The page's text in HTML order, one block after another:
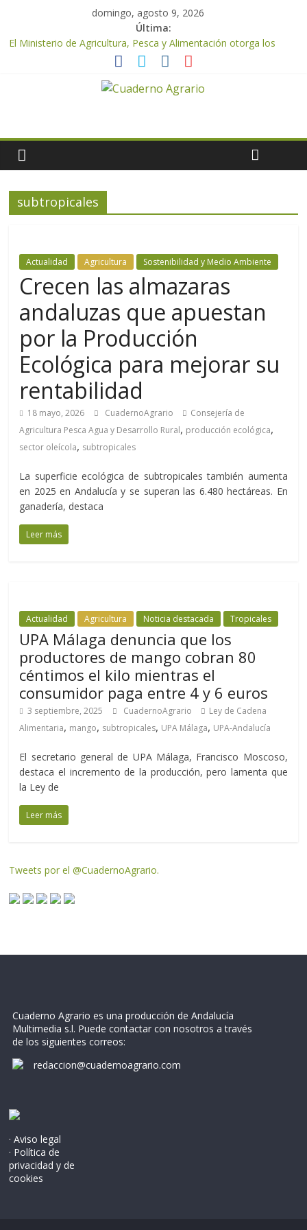
domingo, agosto 9, 2026
Última:
El Ministerio de Agricultura, Pesca y Alimentación otorga los
premios Alimentos de España a los mejores quesos 2026
desplome de la demanda, que obligará a muchos viticultores a
seguridad y la transparencia del sector
ASAJA Almería: las primeras recolecciones de almendra
meteorológicas y la incertidumbre en los precios
El Ministerio de Agricultura, Pesca y Alimentación autoriza el
subtropicales
Actualidad Agricultura Sostenibilidad y Medio Ambiente
Crecen las almazaras
andaluzas que apuestan
por la Producción
Ecológica para mejorar su
rentabilidad
18 mayo, 2026 CuadernoAgrario
Consejería de
Agricultura Pesca Agua y Desarrollo Rural, producción ecológica,
sector oleícola, subtropicales
La superficie ecológica de subtropicales también aumenta
en 2025 en Andalucía y se superan las 6.480 hectáreas. En
ganadería, destaca
Leer más
Actualidad Agricultura Noticia destacada Tropicales
UPA Málaga denuncia que los
productores de mango cobran 80
céntimos el kilo mientras el
consumidor paga entre 4 y 6 euros
3 septiembre, 2025 CuadernoAgrario
Ley de Cadena
Alimentaria, mango, subtropicales, UPA Málaga, UPA-Andalucía
El secretario general de UPA Málaga, Francisco Moscoso,
destaca el incremento de la producción, pero lamenta que
la Ley de
Leer más
Tweets por el @CuadernoAgrario.
Cuaderno Agrario es una producción de Andalucía
Multimedia s.l. Puede contactar con nosotros a través
de los siguientes correos:
redaccion@cuadernoagrario.com
· Aviso legal
· Política de
privacidad y de
cookies